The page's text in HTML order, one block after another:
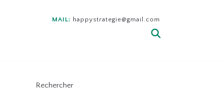
MAIL: happystrategie@gmail.com
Rechercher